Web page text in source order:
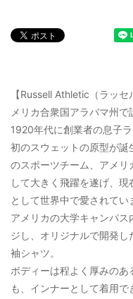
【Russell Athletic（ラッ
メリカ合衆国アラバマ州で
1920年代に創業者の息子
初のスウェットの原型が
のスポーツチーム、アメリ
して大きく飛躍を遂げ、現
として世界中で愛されてい
アメリカの大学キャンパ
ジし、オリジナルで開発
袖シャツ。
ボディーは程よく厚みの
も、インナーとして着用